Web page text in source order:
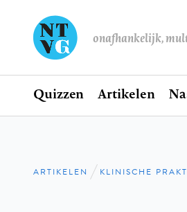
onafhankelijk,
Hoofdnavigatie
Home
Quizzen Artikelen
Kruimelpad
ARTIKELEN KLINISCHE